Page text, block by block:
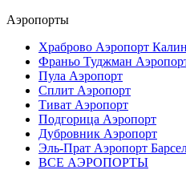
Аэропорты
Храброво Аэропорт
Франьо Туджман
Пула Аэропорт
Сплит Аэропорт
Тиват Аэропорт
Подгорица Аэропорт
Дубровник Аэропорт
Эль-Прат Аэропорт
ВСЕ АЭРОПОРТЫ